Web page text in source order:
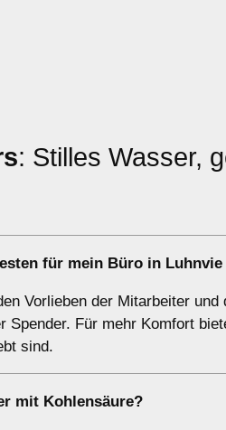
: Stilles Wasser,
für mein Büro in
Vorlieben der Mitarbeiter
Für mehr Komfort
sind.
mit Kohlensäure?